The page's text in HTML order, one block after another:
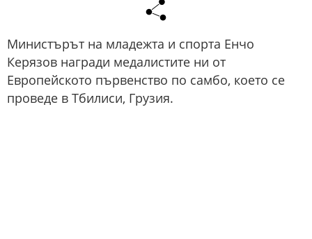
Министърът на младежта и спорта Енчо
Керязов награди медалистите ни от
Европейското първенство по самбо, което се
проведе в Тбилиси, Грузия.